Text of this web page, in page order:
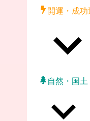
開運・成功
自然・国土